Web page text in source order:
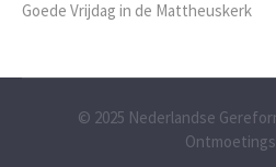
Goede Vrijdag in de Mattheuskerk
© 2025 Nederlandse